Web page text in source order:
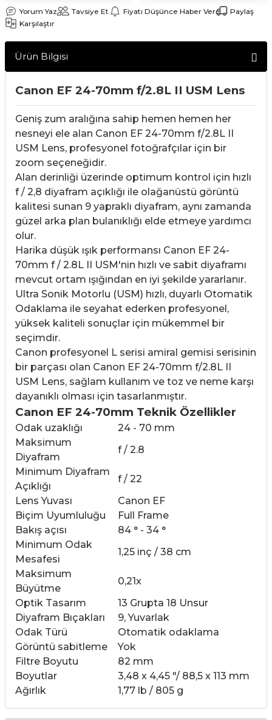
Yorum Yaz Tavsiye Et Fiyatı Düşünce Haber Ver
Paylaş
Karşılaştır
Ürün Bilgisi
Canon EF 24-70mm f/2.8L II USM Lens
Geniş zum aralığına sahip hemen hemen her
nesneyi ele alan Canon EF 24-70mm f/2.8L II
USM Lens, profesyonel fotoğrafçılar için bir
zoom seçeneğidir.
Alan derinliği üzerinde optimum kontrol için hızlı
f / 2,8 diyafram açıklığı ile olağanüstü görüntü
kalitesi sunan 9 yapraklı diyafram, aynı zamanda
güzel arka plan bulanıklığı elde etmeye yardımcı
olur.
Harika düşük ışık performansı Canon EF 24-
70mm f / 2.8L II USM'nin hızlı ve sabit diyaframı
mevcut ortam ışığından en iyi şekilde yararlanır.
Ultra Sonik Motorlu (USM) hızlı, duyarlı Otomatik
Odaklama ile seyahat ederken profesyonel,
yüksek kaliteli sonuçlar için mükemmel bir
seçimdir.
Canon profesyonel L serisi amiral gemisi serisinin
bir parçası olan Canon EF 24-70mm f/2.8L II
USM Lens, sağlam kullanım ve toz ve neme karşı
dayanıklı olması için tasarlanmıştır.
Canon EF 24-70mm Teknik Özellikler
Odak uzaklığı
24 - 70 mm
Maksimum
Diyafram
f / 2.8
Minimum Diyafram
Açıklığı
f / 22
Lens Yuvası
Canon EF
Biçim Uyumluluğu
Full Frame
Bakış açısı
84 ° - 34 °
Minimum Odak
Mesafesi
1,25 inç / 38 cm
Maksimum
Büyütme
0,21x
Optik Tasarım
13 Grupta 18 Unsur
Diyafram Bıçakları
9, Yuvarlak
Odak Türü
Otomatik odaklama
Görüntü sabitleme
Yok
Filtre Boyutu
82 mm
Boyutlar
3,48 x 4,45 "/ 88,5 x 113 mm
Ağırlık
1,77 lb / 805 g